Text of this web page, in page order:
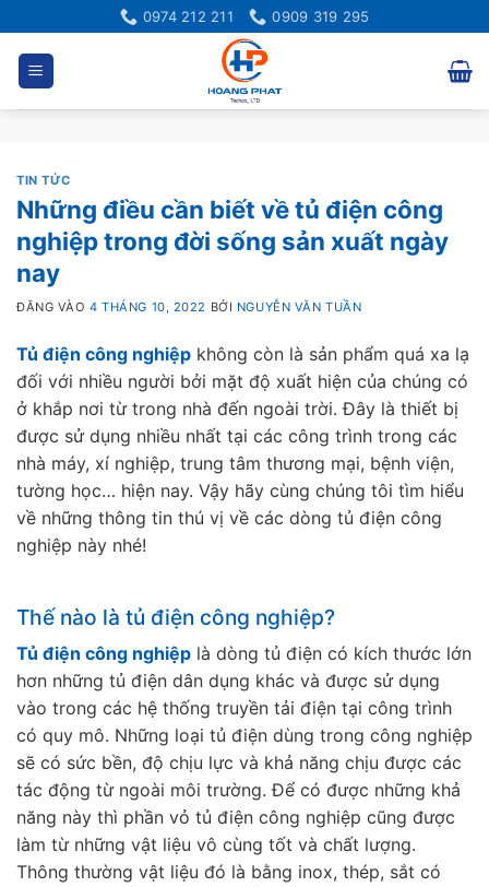
qua
dung
0974 212 211 0909 319 295
TIN TỨC
Những điều cần biết về tủ điện công
nghiệp trong đời sống sản xuất ngày
nay
ĐĂNG VÀO4 THÁNG 10, 2022 BỞI NGUYỄN VĂN TUẦN
Tủ điện công nghiệp không còn là sản phẩm quá xa lạ
đối với nhiều người bởi mặt độ xuất hiện của chúng có
ở khắp nơi từ trong nhà đến ngoài trời. Đây là thiết bị
được sử dụng nhiều nhất tại các công trình trong các
nhà máy, xí nghiệp, trung tâm thương mại, bệnh viện,
tường học… hiện nay. Vậy hãy cùng chúng tôi tìm hiểu
về những thông tin thú vị về các dòng tủ điện công
nghiệp này nhé!
Thế nào là tủ điện công nghiệp?
Tủ điện công nghiệp là dòng tủ điện có kích thước lớn
hơn những tủ điện dân dụng khác và được sử dụng
vào trong các hệ thống truyền tải điện tại công trình
có quy mô. Những loại tủ điện dùng trong công nghiệp
sẽ có sức bền, độ chịu lực và khả năng chịu được các
tác động từ ngoài môi trường. Để có được những khả
năng này thì phần vỏ tủ điện công nghiệp cũng được
làm từ những vật liệu vô cùng tốt và chất lượng.
Thông thường vật liệu đó là bằng inox, thép, sắt có